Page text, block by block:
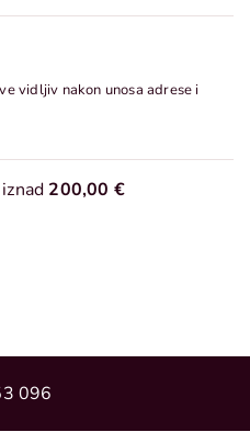
vidljiv nakon unosa adrese i
200,00 €
096